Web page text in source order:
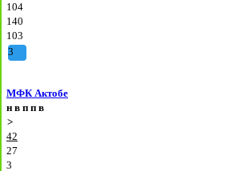
104
140
103
3
МФК Актобе
н в п п в
>
42
27
3